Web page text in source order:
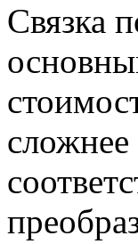
Связка
сложнее